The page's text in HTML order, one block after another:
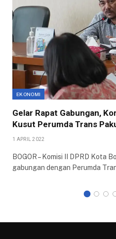
EKONOMI
Gelar Rapat Gabungan,
Kusut Perumda Trans
1 APRIL 2022
BOGOR – Komisi II DPRD Kota
gabungan dengan Perumda